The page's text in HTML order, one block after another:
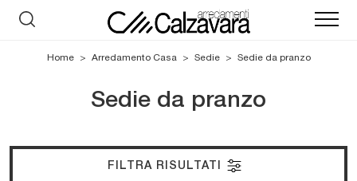
Home > Arredamento Casa > Sedie > Sedie da pranzo
Sedie da pranzo
FILTRA RISULTATI